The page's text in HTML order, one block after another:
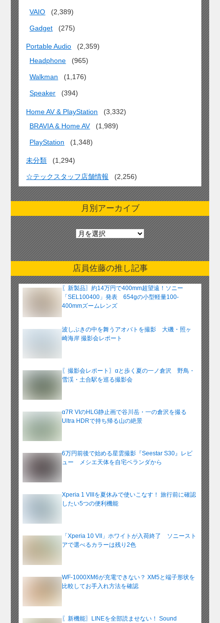
VAIO (2,389)
Gadget (275)
Portable Audio
(2,359)
Headphone
(965)
Walkman (1,176)
Speaker (394)
Home AV & PlayStation
(3,332)
BRAVIA & Home AV
(1,989)
PlayStation (1,348)
未分類 (1,294)
☆テックスタッフ店舗情報 (2,256)
月別アーカイブ
月
別
ア
ー
カ
イ
ブ
店員佐藤の推し記事
〖新製品〗約14万円で400mm超望遠！ソニー
「SEL100400」発表 654gの小型軽量100-
400mmズームレンズ
波しぶきの中を舞うアオバトを撮影 大磯・照ヶ
崎海岸 撮影会レポート
〖撮影会レポート〗αと歩く夏の一ノ倉沢 野鳥・
雪渓・土合駅を巡る撮影会
α7R VIのHLG静止画で谷川岳・一の倉沢を撮る
Ultra HDRで持ち帰る山の絶景
6万円前後で始める星雲撮影『Seestar S30』レビ
ュー メシエ天体を自宅ベランダから
Xperia 1 VIIIを夏休みで使いこなす！ 旅行前に確認
したい5つの便利機能
「Xperia 10 VII」ホワイトが入荷終了 ソニースト
アで選べるカラーは残り2色
WF-1000XM6が充電できない？ XM5と端子形状を
比較してお手入れ方法を確認
〖新機能〗LINEを全部読ませない！ Sound